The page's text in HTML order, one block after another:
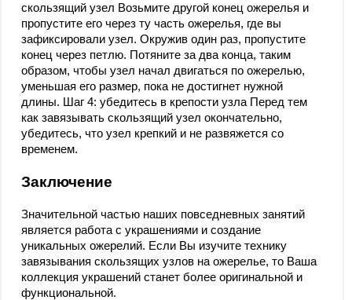
скользящий узел Возьмите другой конец ожерелья и
пропустите его через ту часть ожерелья, где вы
зафиксировали узел. Окружив один раз, пропустите
конец через петлю. Потяните за два конца, таким
образом, чтобы узел начал двигаться по ожерелью,
уменьшая его размер, пока не достигнет нужной
длины. Шаг 4: убедитесь в крепости узла Перед тем
как завязывать скользящий узел окончательно,
убедитесь, что узел крепкий и не развяжется со
временем.
Заключение
Значительной частью наших повседневных занятий
является работа с украшениями и создание
уникальных ожерелий. Если Вы изучите технику
завязывания скользящих узлов на ожерелье, то Ваша
коллекция украшений станет более оригинальной и
функциональной.